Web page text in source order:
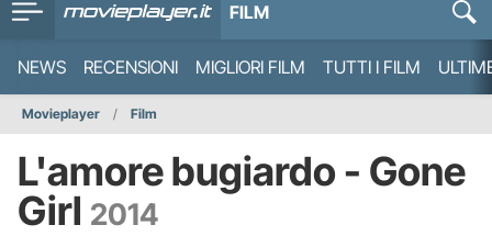
FILM
NEWS RECENSIONI MIGLIORI FILM TUTTI I FILM
Movieplayer Film
L'amore bugiardo - Gone
Girl 2014